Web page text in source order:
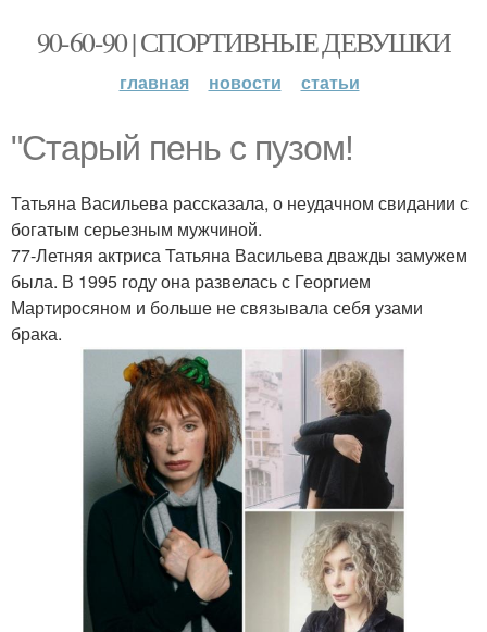
90-60-90 | СПОРТИВНЫЕ ДЕВУШКИ
главная новости статьи
"Старый пень с пузом!
Татьяна Васильева рассказала, о неудачном свидании с
богатым серьезным мужчиной.
77-Летняя актриса Татьяна Васильева дважды замужем
была. В 1995 году она развелась с Георгием
Мартиросяном и больше не связывала себя узами
брака.